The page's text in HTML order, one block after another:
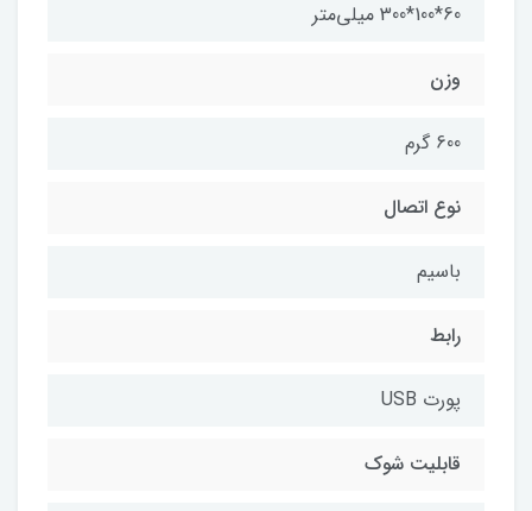
60*100*300 میلی‌متر
وزن
600 گرم
نوع اتصال
باسیم
رابط
پورت USB
قابلیت شوک